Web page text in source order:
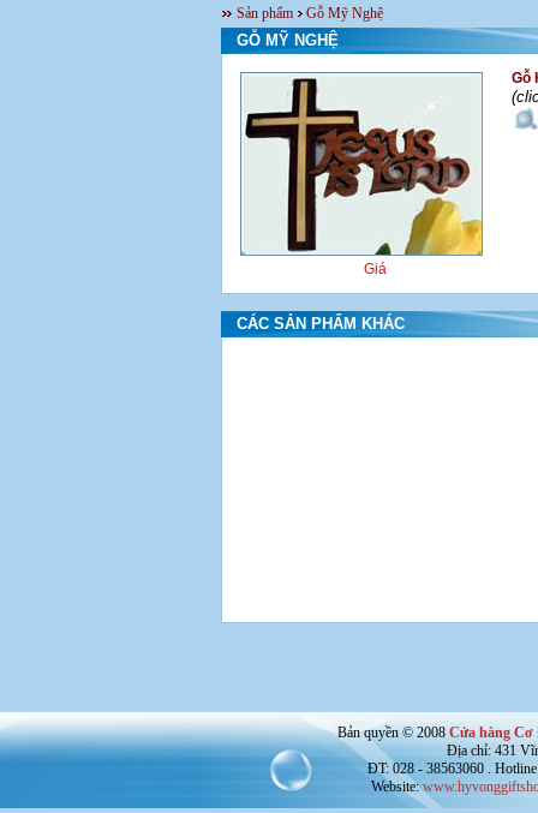
Sản phẩm Gỗ Mỹ Nghệ
GỖ MỸ NGHỆ
Giá
Gỗ
CÁC SẢN PHẨM KHÁC
Bản quyền © 2008 Cửa hàng Cơ
Địa chỉ: 431
ĐT: 028 - 38563060 .
Website: